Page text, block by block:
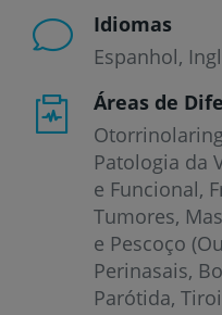
Idiomas
Espanhol
Áreas de
Patologia da
e Funcional,
Tumores,
e Pescoço
Perinasais,
Parótida,